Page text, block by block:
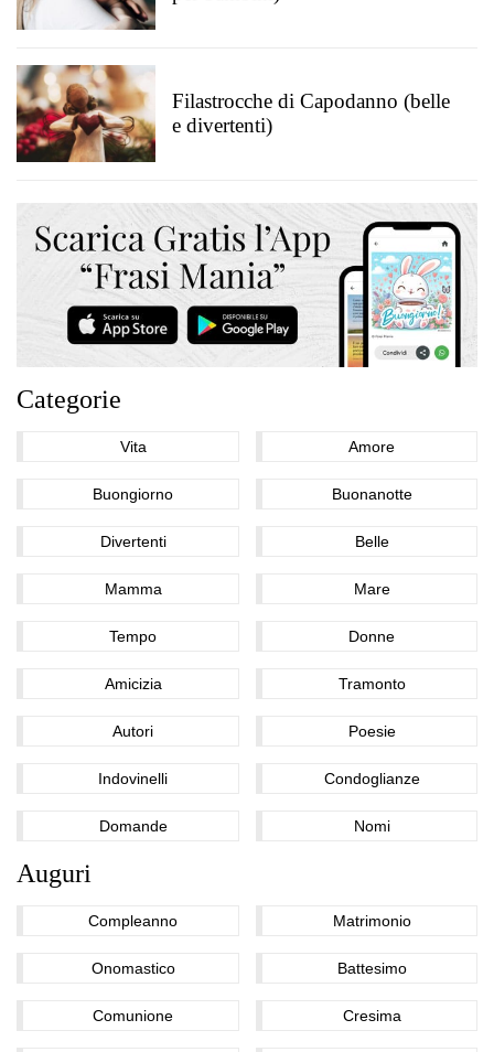
Filastrocche di Capodanno (belle
e divertenti)
Categorie
Vita Amore
Buongiorno Buonanotte
Divertenti Belle
Mamma Mare
Tempo Donne
Amicizia Tramonto
Autori Poesie
Indovinelli Condoglianze
Domande Nomi
Auguri
Compleanno Matrimonio
Onomastico Battesimo
Comunione Cresima